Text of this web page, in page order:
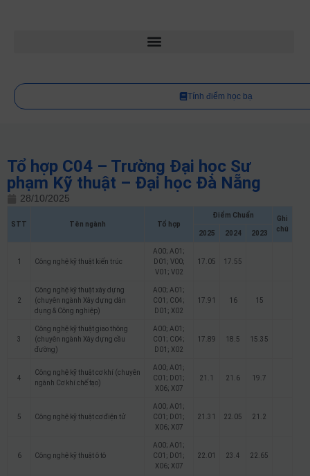
Tính điểm học bạ
Tổ hợp C04 – Trường Đại học Sư
phạm Kỹ thuật – Đại học Đà Nẵng
28/10/2025
STT Tên ngành Tổ hợp
Điểm Chuẩn
Ghi
chú
2025 2024 2023
1 Công nghệ kỹ thuật kiến trúc
A00; A01;
D01; V00;
V01; V02
17.05 17.55
2
Công nghệ kỹ thuật xây dựng
(chuyên ngành Xây dựng dân
dụng & Công nghiệp)
A00; A01;
C01; C04;
D01; X02
17.91 16 15
3
Công nghệ kỹ thuật giao thông
(chuyên ngành Xây dựng cầu
đường)
A00; A01;
C01; C04;
D01; X02
17.89 18.5 15.35
4
Công nghệ kỹ thuật cơ khí (chuyên
ngành Cơ khí chế tạo)
A00; A01;
C01; D01;
X06; X07
21.1 21.6 19.7
5 Công nghệ kỹ thuật cơ điện tử
A00; A01;
C01; D01;
X06; X07
21.31 22.05 21.2
6 Công nghệ kỹ thuật ô tô
A00; A01;
C01; D01;
X06; X07
22.01 23.4 22.65